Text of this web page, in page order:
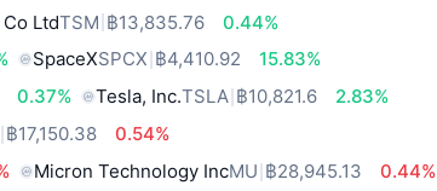
LtdTSM ฿13,835.76
0.44%
SpaceXSPCX ฿4,410.92
15.83%
0.37% Tesla, Inc.TSLA ฿10,821.6
2.83%
฿17,150.38
0.54%
Micron Technology IncMU ฿28,945.13 0.44%